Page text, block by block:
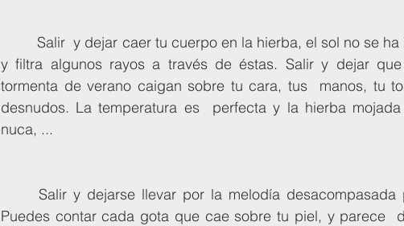
y filtra algunos rayos a través de éstas. Salir y dejar
tormenta de verano caigan sobre tu cara, tus  manos, tu
desnudos. La temperatura es  perfecta y la hierba
nuca, ...
      Salir y dejarse llevar por la melodía desacompasada pero armoniosa  de la lluvia.
Puedes contar cada gota que cae sobre tu piel, y parece